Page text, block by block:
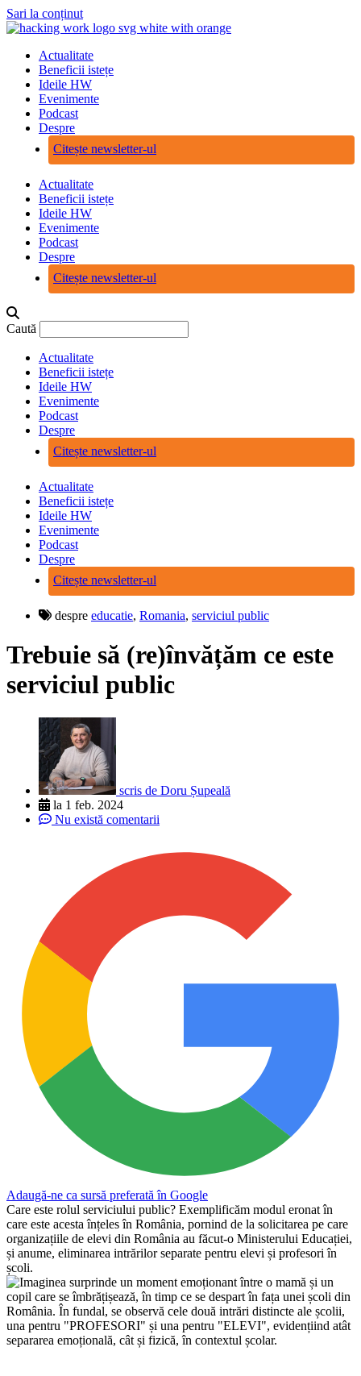
Sari la conținut
Actualitate
Beneficii istețe
Ideile HW
Evenimente
Podcast
Despre
Citește newsletter-ul
Actualitate
Beneficii istețe
Ideile HW
Evenimente
Podcast
Despre
Citește newsletter-ul
Caută
Actualitate
Beneficii istețe
Ideile HW
Evenimente
Podcast
Despre
Citește newsletter-ul
Actualitate
Beneficii istețe
Ideile HW
Evenimente
Podcast
Despre
Citește newsletter-ul
despre educatie, Romania, serviciul public
Trebuie să (re)învățăm ce este
serviciul public
scris de Doru Șupeală
la 1 feb. 2024
Nu există comentarii
Adaugă-ne ca sursă preferată în Google
Care este rolul serviciului public? Exemplificăm modul eronat în
care este acesta înțeles în România, pornind de la solicitarea pe care
organizațiile de elevi din România au făcut-o Ministerului Educației,
și anume, eliminarea intrărilor separate pentru elevi și profesori în
școli.